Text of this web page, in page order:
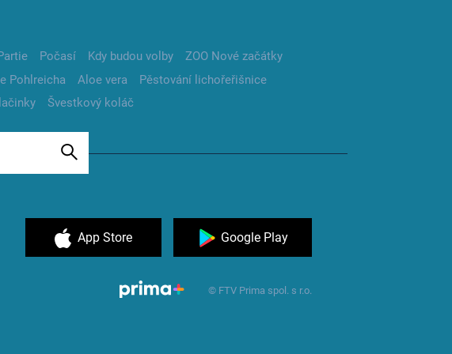
Počasí Kdy budou volby
ZOO Nové začátky
Pohlreicha Aloe vera
Pěstování lichořeřišnice
Švestkový koláč
App Store Google Play
© FTV Prima spol. s r.o.